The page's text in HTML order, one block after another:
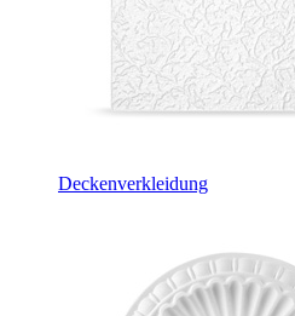
Deckenverkleidung